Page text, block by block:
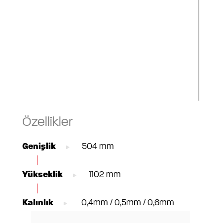
Özellikler
Genişlik 504 mm
Yükseklik 1102 mm
Kalınlık 0,4mm / 0,5mm / 0,6mm